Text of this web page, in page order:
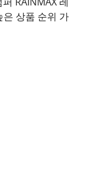
은 상품 순위 가